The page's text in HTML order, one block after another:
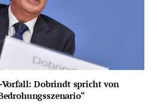
Dobrindt spricht von